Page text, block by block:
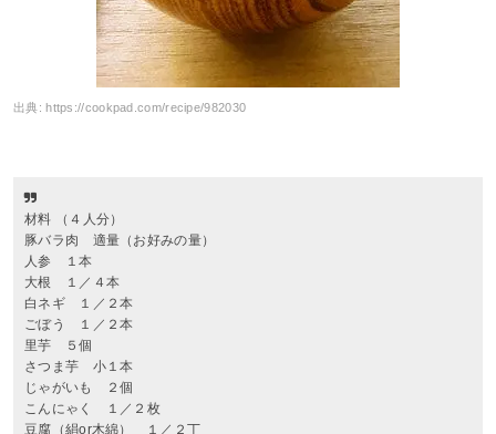
出典:https://cookpad.com/recipe/982030
材料 （４人分）
豚バラ肉 適量（お好みの量）
人参 １本
大根 １／４本
白ネギ １／２本
ごぼう １／２本
里芋 ５個
さつま芋 小１本
じゃがいも ２個
こんにゃく １／２枚
豆腐（絹or木綿） １／２丁